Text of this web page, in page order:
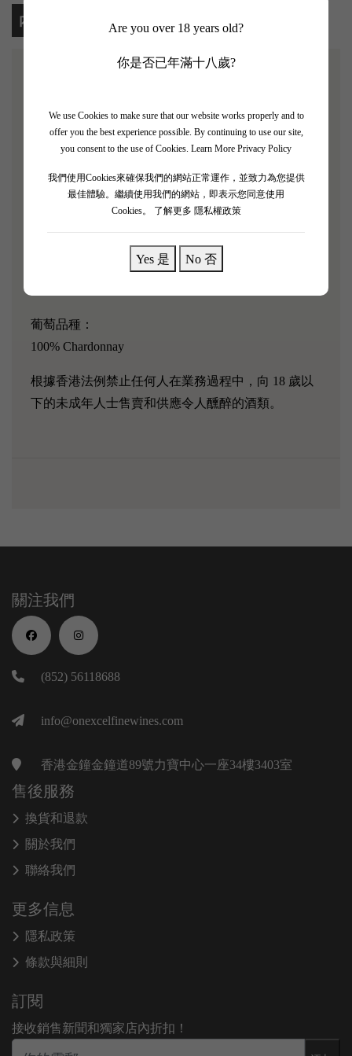
Are you over 18 years old?
你是否已年滿十八歲?
We use Cookies to make sure that our website works properly and to
offer you the best experience possible. By continuing to use our site,
you consent to the use of Cookies. Learn More Privacy Policy
我們使用Cookies來確保我們的網站正常運作，並致力為您提供
最佳體驗。繼續使用我們的網站，即表示您同意使用
Cookies。
了解更多 隱私權政策
Yes 是 No 否
內容
來自法國勃艮第北部的 Chablis 產區，由 Louis &
Catherine Poitout 酒莊釀造。酒莊由 Louis Poitout 和
Catherine Boyer 夫婦創立，專注於小產區的高品質
Chardonnay，釀造風格強調純淨、礦物感與風土表
青蘋果、檸檬皮與白花氣息。口感俐落、酸度明亮，
礦物感強烈，餘韻細緻而悠長，非常適合搭配海鮮或
葡萄品種：
100% Chardonnay
根據香港法例禁止任何人在業務過程中，向 18 歲以
下的未成年人士售賣和供應令人醺醉的酒類。
關注我們
(852) 56118688
info@onexcelfinewines.com
香港金鐘金鐘道89號力寶中心一座34樓3403室
售後服務
換貨和退款
關於我們
聯絡我們
更多信息
隱私政策
條款與細則
訂閱
接收銷售新聞和獨家店內折扣！